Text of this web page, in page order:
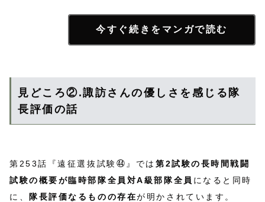
今すぐ続きをマンガで読む
見どころ②.諏訪さんの優しさを感じる隊
長評価の話
第253話『遠征選抜試験㊹』では 第2試験の長時間戦闘
試験の概要が臨時部隊全員対A級部隊全員 になると同時
に、
隊長評価なるものの存在が明かされています。